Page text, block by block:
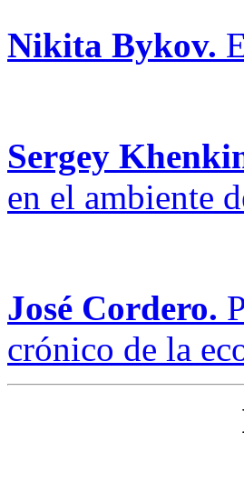
Nikita Bykov.
Sergey
en el ambiente
José Cordero.
crónico de la